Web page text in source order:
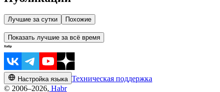
Лучшие за сутки Похожие
Показать лучшие за всё время
Настройка языка Техническая поддержка
© 2006–2026, Habr